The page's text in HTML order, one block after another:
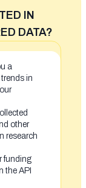
IN
DATA?
a
in
other
research
funding
the API